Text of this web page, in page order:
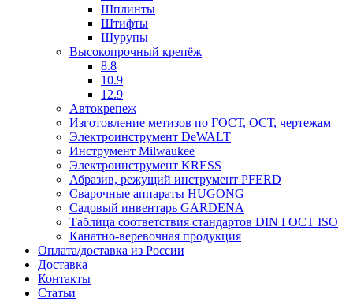
Шплинты
Штифты
Шурупы
Высокопрочный крепёж
8.8
10.9
12.9
Автокрепеж
Изготовление метизов по ГОСТ, ОСТ, чертежам
Электроинструмент DeWALT
Инструмент Milwaukee
Электроинструмент KRESS
Абразив, режущий инструмент PFERD
Сварочные аппараты HUGONG
Садовый инвентарь GARDENA
Таблица соответствия стандартов DIN ГОСТ ISO
Канатно-веревочная продукция
Оплата/доставка из России
Доставка
Контакты
Статьи